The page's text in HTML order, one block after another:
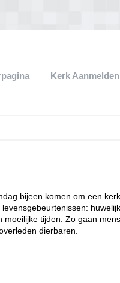
Kerk Aanmelden
bijeen komen om een
tijden. Zo gaan
dierbaren.